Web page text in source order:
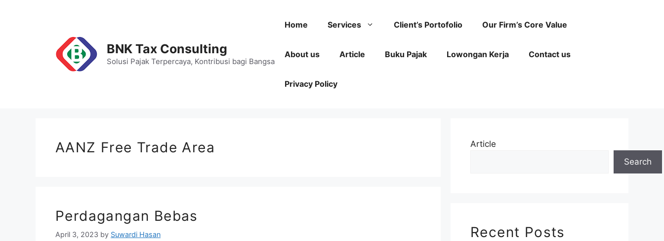
BNK Tax Consulting
Solusi Pajak Terpercaya, Kontribusi bagi Bangsa
Home Services Client’s Portofolio Our Firm’s Core Value
About us Article Buku Pajak Lowongan Kerja Contact us
Privacy Policy
AANZ Free Trade Area
Perdagangan Bebas
April 3, 2023 by Suwardi Hasan
Article
Search
Recent Posts